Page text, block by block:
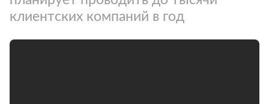
клиентских компаний в год